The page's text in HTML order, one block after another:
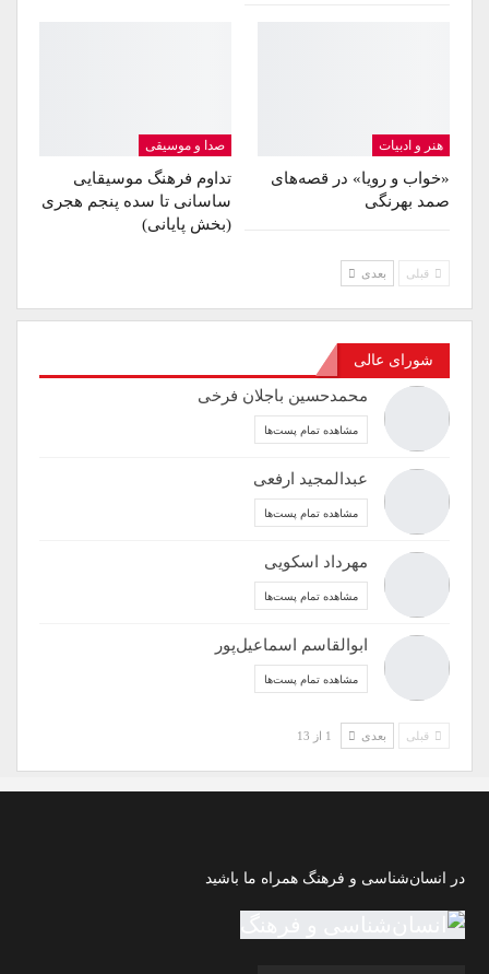
هنر و ادبیات
«خواب و رویا» در قصه‌های
صمد بهرنگی
صدا و موسیقی
تداوم فرهنگ موسیقایی
ساسانی تا سده پنجم هجری
(بخش پایانی)
قبلی بعدی
شورای عالی
محمدحسین باجلان فرخی
مشاهده تمام پست‌ها
عبدالمجید ارفعی
مشاهده تمام پست‌ها
مهرداد اسکویی
مشاهده تمام پست‌ها
ابوالقاسم اسماعیل‌پور
مشاهده تمام پست‌ها
قبلی بعدی
در انسان‌شناسی و فرهنگ همراه ما باشید